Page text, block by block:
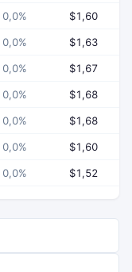
0,0% $1,60
0,0% $1,63
0,0% $1,67
0,0% $1,68
0,0% $1,68
0,0% $1,60
0,0% $1,52